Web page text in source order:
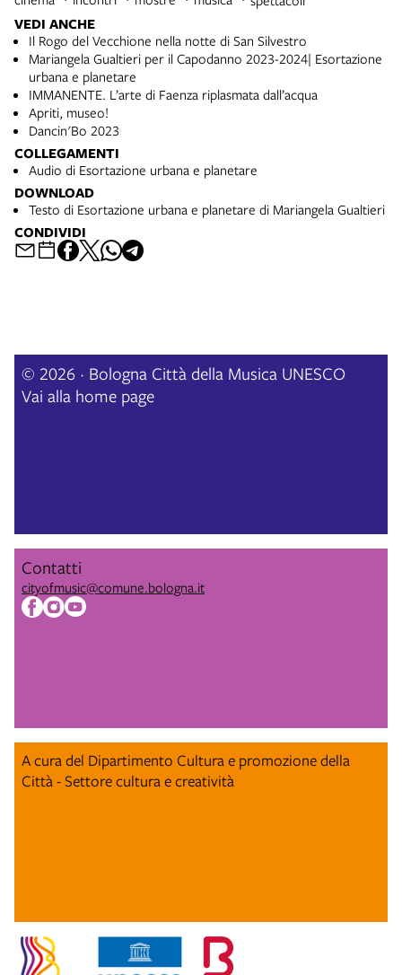
VEDI ANCHE
Il Rogo del Vecchione nella notte di San Silvestro
Mariangela Gualtieri per il Capodanno 2023-2024| Esortazione
urbana e planetare
IMMANENTE. L’arte di Faenza riplasmata dall’acqua
Apriti, museo!
Dancin'Bo 2023
COLLEGAMENTI
Audio di Esortazione urbana e planetare
DOWNLOAD
Testo di Esortazione urbana e planetare di Mariangela Gualtieri
CONDIVIDI
© 2026 · Bologna Città della Musica UNESCO
Vai alla home page
Contatti
cityofmusic@comune.bologna.it
A cura del Dipartimento Cultura e promozione della
Città - Settore cultura e creatività